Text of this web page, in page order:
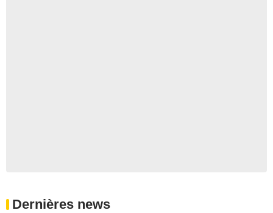
Dernières news